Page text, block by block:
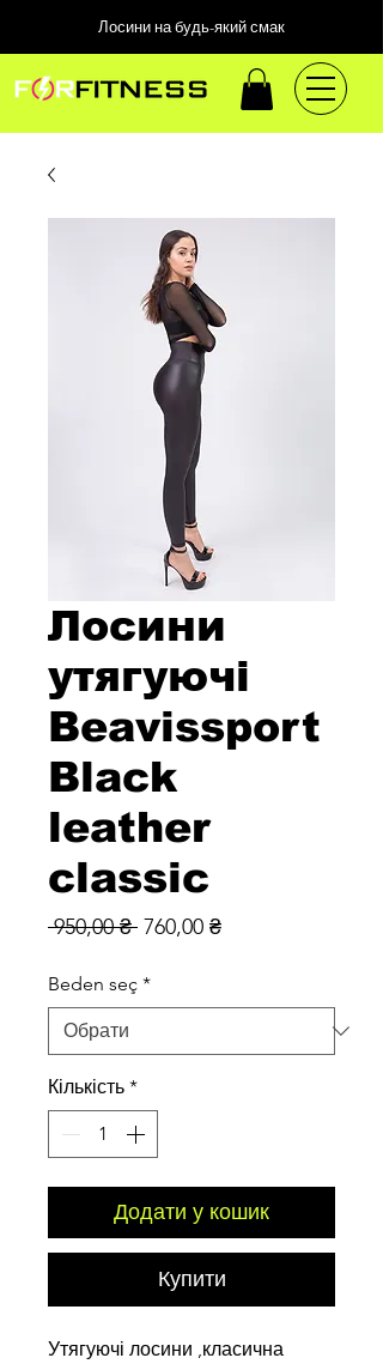
Лосини на будь-який смак
Лосини
утягуючі
Beavissport
Black
leather
classic
950,00 ₴ Звичайна
760,00 ₴За
Beden seç *
Кількість *
Додати у кошик
Купити
Утягуючі лосини ,класична